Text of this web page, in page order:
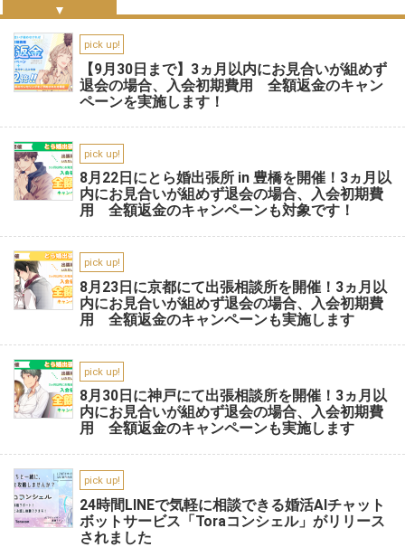
pick up!
【9月30日まで】3ヵ月以内にお見合いが組めず
退会の場合、入会初期費用 全額返金のキャン
ペーンを実施します！
pick up!
8月22日にとら婚出張所 in 豊橋を開催！3ヵ月以
内にお見合いが組めず退会の場合、入会初期費
用 全額返金のキャンペーンも対象です！
pick up!
8月23日に京都にて出張相談所を開催！3ヵ月以
内にお見合いが組めず退会の場合、入会初期費
用 全額返金のキャンペーンも実施します
pick up!
8月30日に神戸にて出張相談所を開催！3ヵ月以
内にお見合いが組めず退会の場合、入会初期費
用 全額返金のキャンペーンも実施します
pick up!
24時間LINEで気軽に相談できる婚活AIチャット
ボットサービス「Toraコンシェル」がリリース
されました